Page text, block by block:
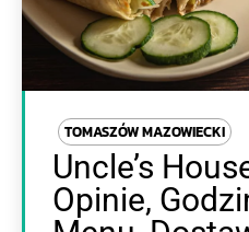
TOMASZÓW MAZOWIECKI
Uncle’s
Opinie,